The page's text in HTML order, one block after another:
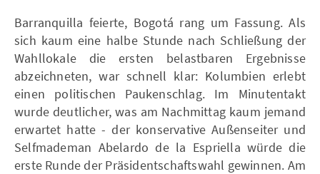
Barranquilla feierte, Bogotá rang um Fassung. Als
sich kaum eine halbe Stunde nach Schließung der
Wahllokale die ersten belastbaren Ergebnisse
abzeichneten, war schnell klar: Kolumbien erlebt
einen politischen Paukenschlag. Im Minutentakt
wurde deutlicher, was am Nachmittag kaum jemand
erwartet hatte - der konservative Außenseiter und
Selfmademan Abelardo de la Espriella würde die
erste Runde der Präsidentschaftswahl gewinnen. Am